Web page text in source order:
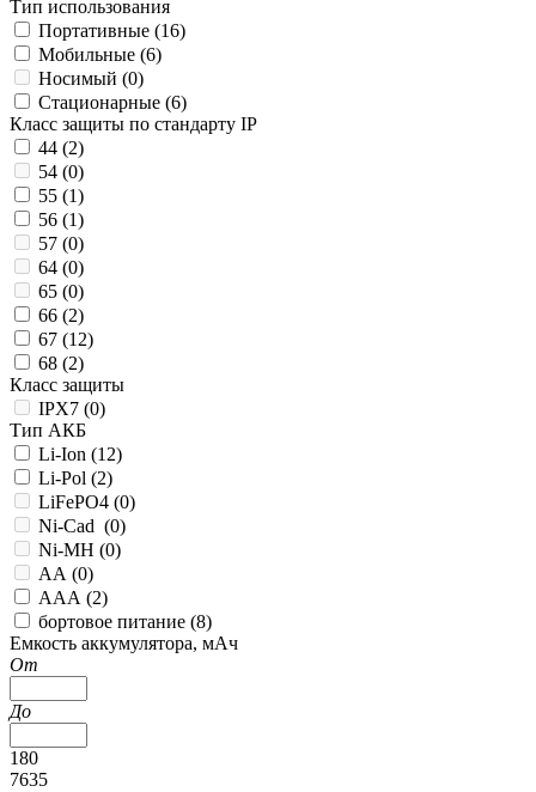
Тип использования
Портативные (16)
Мобильные (6)
Носимый (0)
Стационарные (6)
Класс защиты по стандарту IP
44 (2)
54 (0)
55 (1)
56 (1)
57 (0)
64 (0)
65 (0)
66 (2)
67 (12)
68 (2)
Класс защиты
IPX7 (0)
Тип АКБ
Li-Ion (12)
Li-Pol (2)
LiFePO4 (0)
Ni-Cad (0)
Ni-MH (0)
АА (0)
ААА (2)
бортовое питание (8)
Емкость аккумулятора, мАч
От
До
180
7635